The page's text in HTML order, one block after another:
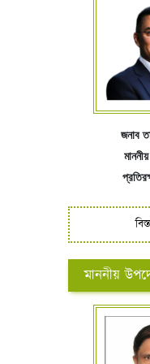
জনাব
মাননীয়